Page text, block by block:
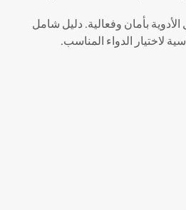
بأمان وفعالية. دليل شامل
لاختيار الدواء المناسب.